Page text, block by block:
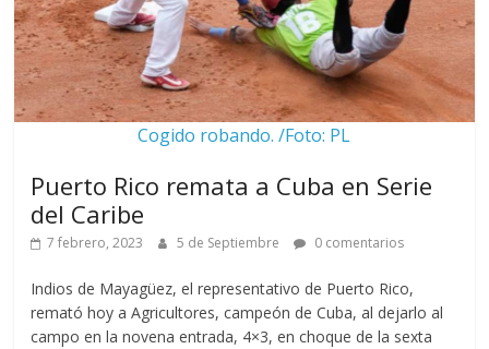
Cogido robando. /Foto: PL
Puerto Rico remata a Cuba en Serie
del Caribe
7 febrero, 2023 5 de Septiembre 0 comentarios
Indios de Mayagüez, el representativo de Puerto Rico,
remató hoy a Agricultores, campeón de Cuba, al dejarlo al
campo en la novena entrada, 4×3, en choque de la sexta